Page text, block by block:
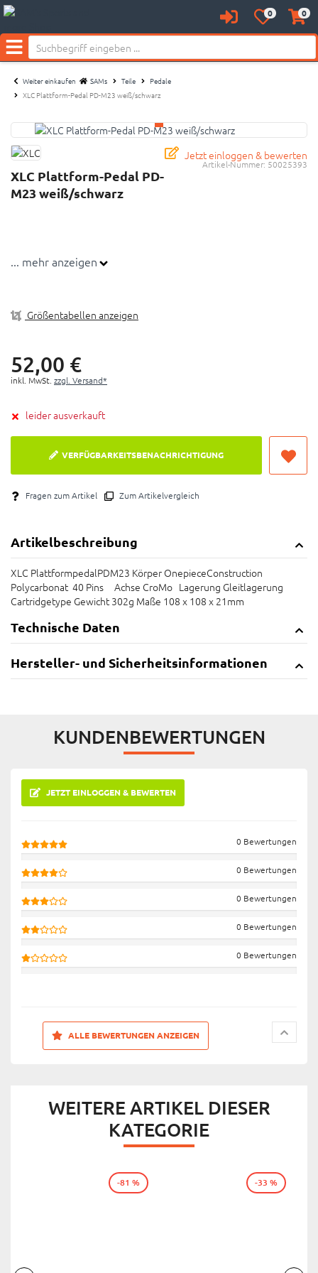
AnmeldenMerkzettel
aufklappen
0 0
Menü
Weiter einkaufen SAMs Teile
Pedale
XLC Plattform-Pedal PD-M23 weiß/schwarz
Jetzt einloggen & bewerten
Artikel-Nummer: 50025393
XLC Plattform-Pedal PD-
M23 weiß/schwarz
... mehr anzeigen
Größentabellen anzeigen
52,00 €
inkl. MwSt. zzgl. Versand*
leider ausverkauft
VERFÜGBARKEITSBENACHRICHTIGUNG
Fragen zum Artikel Zum Artikelvergleich
Artikelbeschreibung
XLC PlattformpedalPDM23 Körper OnepieceConstruction
Polycarbonat 40 Pins Achse CroMo Lagerung Gleitlagerung
Cartridgetype Gewicht 302g Maße 108 x 108 x 21mm
Technische Daten
Hersteller- und Sicherheitsinformationen
KUNDENBEWERTUNGEN
JETZT EINLOGGEN & BEWERTEN
0 Bewertungen
0 Bewertungen
0 Bewertungen
0 Bewertungen
0 Bewertungen
ALLE BEWERTUNGEN ANZEIGEN
WEITERE ARTIKEL DIESER
KATEGORIE
-81 % -33 %